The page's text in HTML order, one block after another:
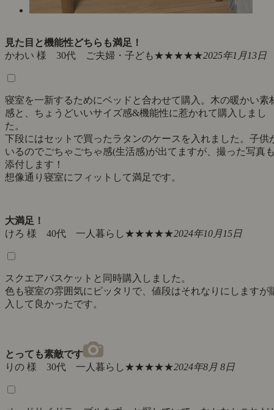
見た目と機能性どちらも満足！
かわい 様 30代 ご夫婦・子ども★★★★★2025年1月13日
寝室を一新するためにベッドと合わせて購入。木の暖かい素
感と、ちょうどいいサイズ感&機能性に惹かれて購入しまし
た。
下段にはセットで買ったラタンのケースを入れました。子供
いるのでごちゃごちゃ感(生活感)が出てますが、撮った写真
添付します！
想像通り寝室にフィットして満足です。
大満足！
けろ 様 40代 一人暮らし★★★★★2024年10月15日
スクエアバスケットと同時購入しました。
色も寝室の雰囲気にピッタリで、値段はそれなりにしますが
入して良かったです。
とっても素敵です
りの 様 30代 一人暮らし★★★★★2024年8月 8日